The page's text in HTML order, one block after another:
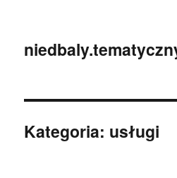
Kategoria: usługi